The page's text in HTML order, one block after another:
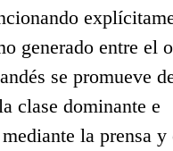
generado entre el
se promueve
clase dominante e
la prensa y